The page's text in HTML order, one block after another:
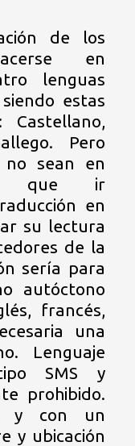
de los
en
lenguas
estas
Pero
no sean en
que ir
en
su lectura
de la
sería para
autóctono
francés,
una
Lenguaje
SMS y
prohibido.
y con un
y ubicación